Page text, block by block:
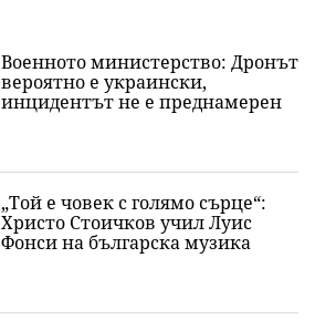
Военното министерство: Дронът
вероятно е украински,
инцидентът не е преднамерен
„Той е човек с голямо сърце“:
Христо Стоичков учил Луис
Фонси на българска музика